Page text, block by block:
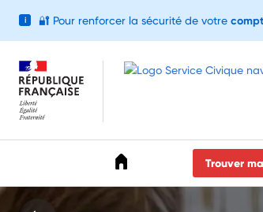
Trouver
i 🔐 Pour renforcer la sécurité de votre